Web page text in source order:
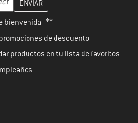
bienvenida **
de descuento
productos en tu lista de favoritos